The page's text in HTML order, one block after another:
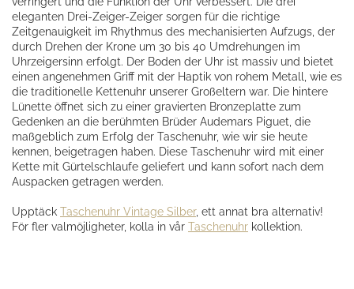
eleganten Drei-Zeiger-Zeiger sorgen für die richtige
Zeitgenauigkeit im Rhythmus des mechanisierten Aufzugs, der
durch Drehen der Krone um 30 bis 40 Umdrehungen im
Uhrzeigersinn erfolgt. Der Boden der Uhr ist massiv und bietet
einen angenehmen Griff mit der Haptik von rohem Metall, wie es
die traditionelle Kettenuhr unserer Großeltern war. Die hintere
Lünette öffnet sich zu einer gravierten Bronzeplatte zum
Gedenken an die berühmten Brüder Audemars Piguet, die
maßgeblich zum Erfolg der Taschenuhr, wie wir sie heute
kennen, beigetragen haben. Diese Taschenuhr wird mit einer
Kette mit Gürtelschlaufe geliefert und kann sofort nach dem
Auspacken getragen werden.
Upptäck Taschenuhr Vintage Silber, ett annat bra alternativ!
För fler valmöjligheter, kolla in vår Taschenuhr kollektion.